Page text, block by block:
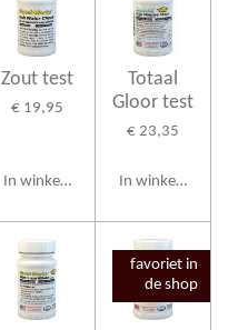
Zout test
€ 19,95
In winkelwagen
Totaal
Gloor test
€ 23,35
In winkelwagen
favoriet in
de shop